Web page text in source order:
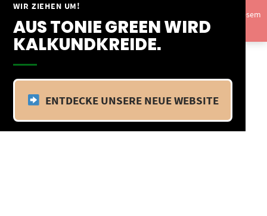
WIR ZIEHEN UM!
AUS TONIE GREEN WIRD
KALKUNDKREIDE.
ENTDECKE UNSERE NEUE WEBSITE
Springe
Inhalt
Vom 09.04.25 - 20.04.25 befinden wir uns im Betriebsurlaub. In diesem
Zeitraum findet kein Versand statt.Ausblenden